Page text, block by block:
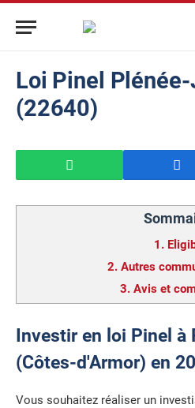
Loi Pinel
(22640)
1.
2. Autres
3. Avis et
Investir en loi Pinel à
(Côtes-d'Armor) en
Vous souhaitez réaliser un